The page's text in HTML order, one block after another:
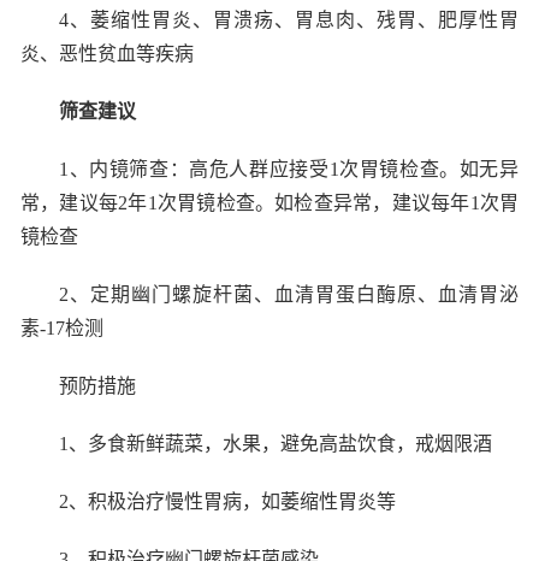
4、萎缩性胃炎、胃溃疡、胃息肉、残胃、肥厚性胃
炎、恶性贫血等疾病
筛查建议
1 、内镜筛查：高危人群应接受1 次胃镜检查。如无异
常，建议每2年1 次胃镜检查。如检查异常，建议每年1 次胃
镜检查
2、定期幽门螺旋杆菌、血清胃蛋白酶原、血清胃泌
素-17检测
预防措施
1 、多食新鲜蔬菜，水果，避免高盐饮食，戒烟限酒
2、积极治疗慢性胃病，如萎缩性胃炎等